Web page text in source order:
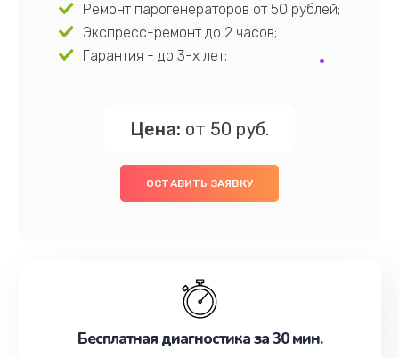
Ремонт парогенераторов от 50 рублей;
Экспресс-ремонт до 2 часов;
Гарантия - до 3-х лет;
Цена: от 50 руб.
ОСТАВИТЬ ЗАЯВКУ
Бесплатная диагностика за 30 мин.